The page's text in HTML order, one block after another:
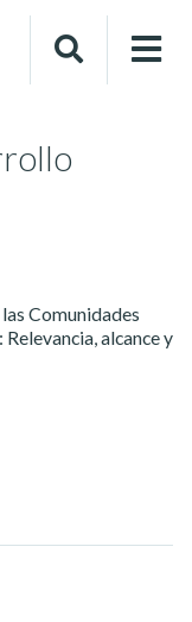
Comunidades
alcance y